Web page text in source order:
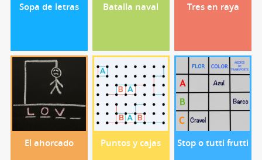
Sopa de letras Batalla naval Tres en raya
El ahorcado Puntos y cajas Stop o tutti frutti